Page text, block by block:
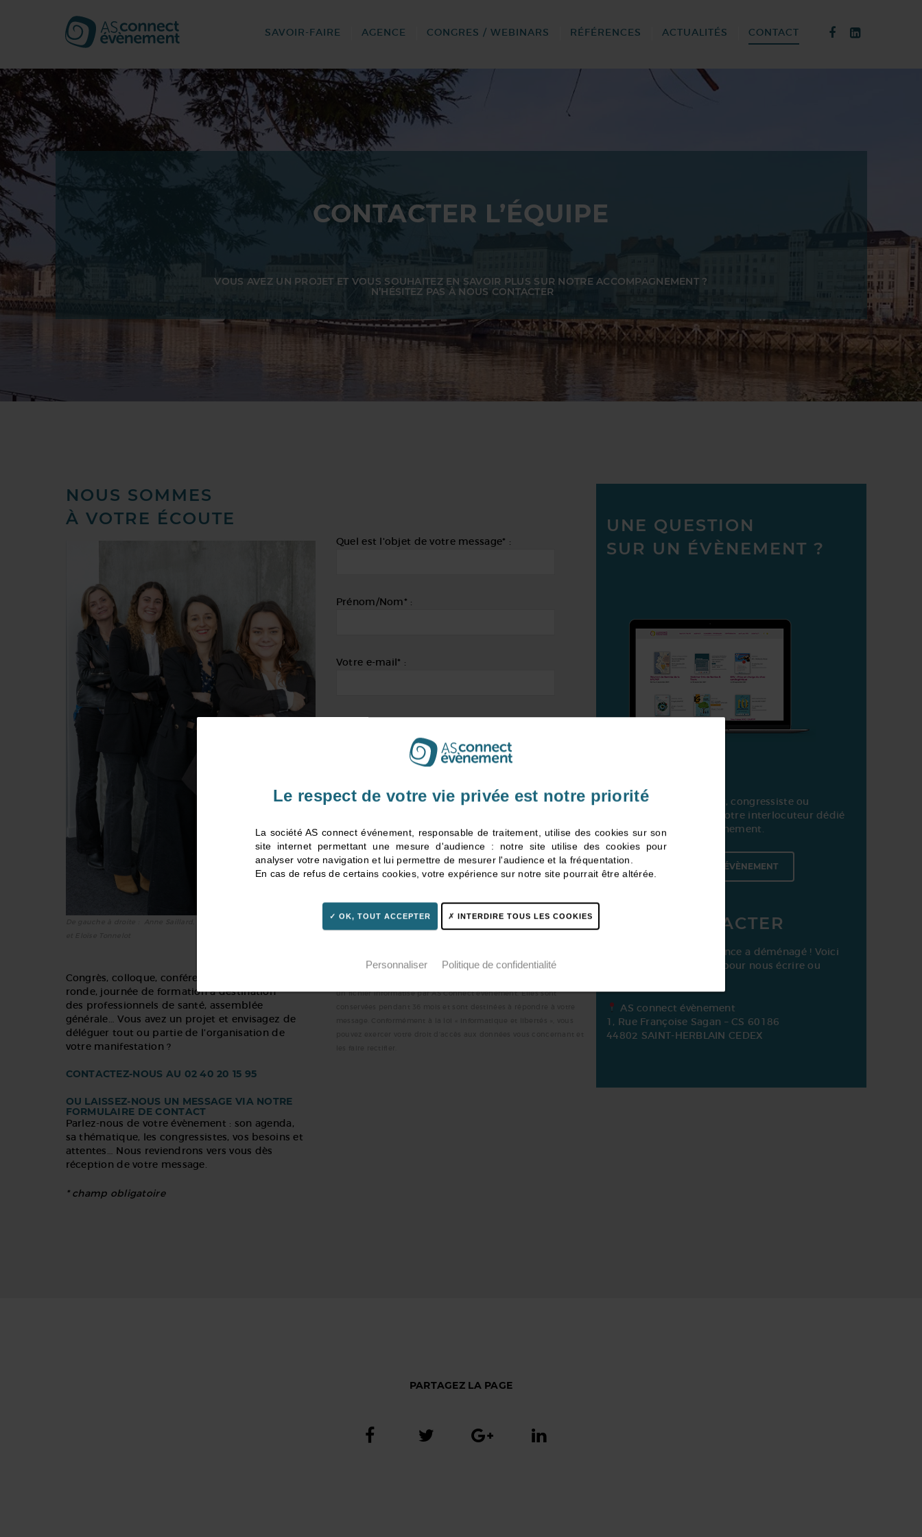
SAVOIR-FAIRE AGENCE CONGRES / WEBINARS RÉFÉRENCES ACTUALITÉS CONTACT
CONTACTER L’ÉQUIPE
VOUS AVEZ UN PROJET ET VOUS SOUHAITEZ EN SAVOIR PLUS SUR NOTRE ACCOMPAGNEMENT ?
N’HÉSITEZ PAS À NOUS CONTACTER
NOUS SOMMES
À VOTRE ÉCOUTE
Congrès, colloque, conférence, séminaire, table-
ronde, journée de formation à destination
des professionnels de santé, assemblée
générale… Vous avez un projet et envisagez de
déléguer tout ou partie de l’organisation de
votre manifestation ?
CONTACTEZ-NOUS AU 02 40 20 15 95
OU LAISSEZ-NOUS UN MESSAGE VIA NOTRE
FORMULAIRE DE CONTACT
Parlez-nous de votre évènement : son agenda,
sa thématique, les congressistes, vos besoins et
attentes… Nous reviendrons vers vous dès
réception de votre message.
* champ obligatoire
Quel est l'objet de votre message* :
Prénom/Nom* :
Votre e-mail* :
un fichier informatisé par AS Connect événement. Elles sont
UNE QUESTION
SUR UN ÉVÈNEMENT ?
Vous êtes : organisateur, congressiste ou
partenaire : contactez votre interlocuteur dédié
via la page de votre évènement.
SÉLECTIONNER VOTRE ÉVÈNEMENT
NOUS CONTACTER
En avril 2024, notre agence a déménagé ! Voici
notre nouvelle adresse pour nous écrire ou
AS connect évènement
1, Rue Françoise Sagan – CS 60186
44802 SAINT-HERBLAIN CEDEX
PARTAGEZ LA PAGE
Le respect de votre vie privée est notre priorité
La société AS connect événement, responsable de traitement, utilise des cookies sur son
site internet permettant une mesure d'audience : notre site utilise des cookies pour
analyser votre navigation et lui permettre de mesurer l'audience et la fréquentation.
En cas de refus de certains cookies, votre expérience sur notre site pourrait être altérée.
OK, TOUT ACCEPTER INTERDIRE TOUS LES COOKIES
Personnaliser Politique de confidentialité